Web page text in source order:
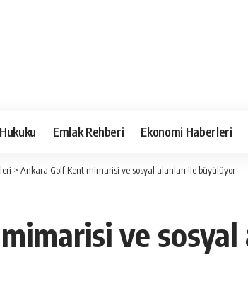
Emlak Rehberi Ekonomi Haberleri
> Ankara Golf Kent mimarisi ve sosyal alanları ile büyülüyor
ve